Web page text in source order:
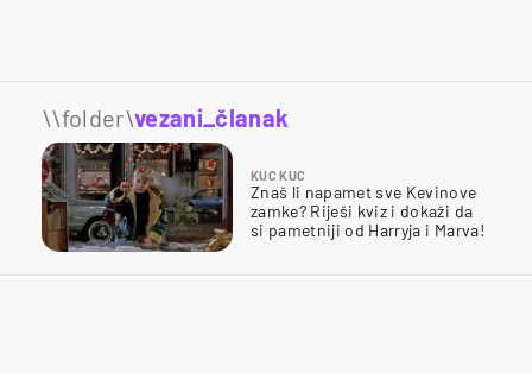
\\folder\vezani_članak
KUC KUC
Znaš li napamet sve Kevinove
zamke? Riješi kviz i dokaži da
si pametniji od Harryja i Marva!